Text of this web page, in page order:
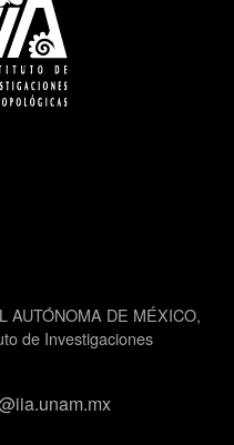
AUTÓNOMA DE MÉXICO,
de Investigaciones